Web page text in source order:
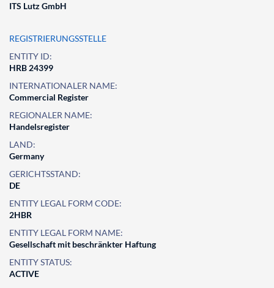
ITS Lutz GmbH
REGISTRIERUNGSSTELLE
ENTITY ID:
HRB 24399
INTERNATIONALER NAME:
Commercial Register
REGIONALER NAME:
Handelsregister
LAND:
Germany
GERICHTSSTAND:
DE
ENTITY LEGAL FORM CODE:
2HBR
ENTITY LEGAL FORM NAME:
Gesellschaft mit beschränkter Haftung
ENTITY STATUS:
ACTIVE